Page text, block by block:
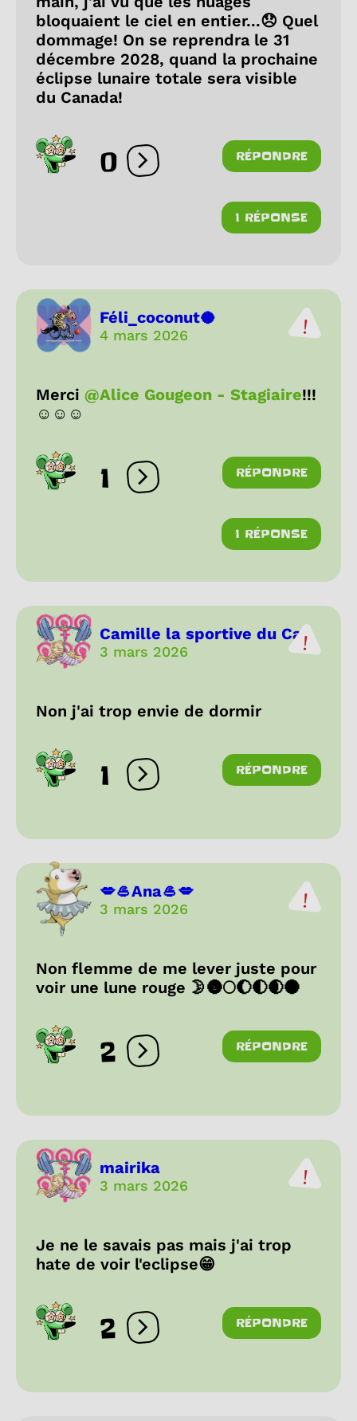
bloquaient le ciel en entier...😞 Quel
dommage! On se reprendra le 31
décembre 2028, quand la prochaine
éclipse lunaire totale sera visible
du Canada!
0 Ouvrir les réactions
RÉPONDRE
1 RÉPONSE
Féli_coconut🥥
4 mars 2026
Merci @Alice Gougeon - Stagiaire!!!
☺️☺️☺️
1 Ouvrir les réactions
RÉPONDRE
1 RÉPONSE
Camille la sportive du Ca...
3 mars 2026
Non j'ai trop envie de dormir
1 Ouvrir les réactions
RÉPONDRE
💋🥌Ana🥌💋
3 mars 2026
Non flemme de me lever juste pour
voir une lune rouge 🌛🌚🌕🌔🌓🌒🌑
2 Ouvrir les réactions
RÉPONDRE
mairika
3 mars 2026
Je ne le savais pas mais j'ai trop
hate de voir l'eclipse😁
2 Ouvrir les réactions
RÉPONDRE